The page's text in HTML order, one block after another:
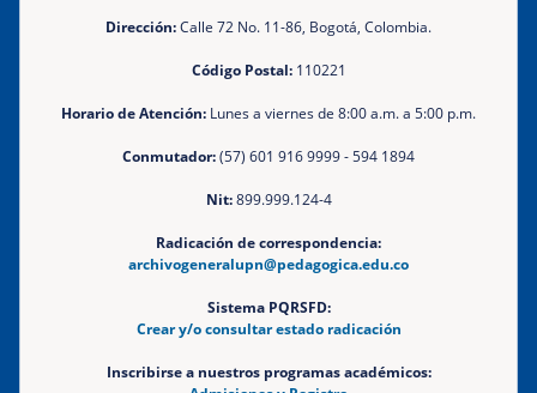
Dirección:Calle 72 No. 11-86, Bogotá, Colombia.
Código Postal:110221
Horario de Atención: Lunes a viernes de 8:00 a.m. a 5:00 p.m.
Conmutador:(57) 601 916 9999 - 594 1894
Nit:899.999.124-4
Radicación de correspondencia:
archivogeneralupn@pedagogica.edu.co
Sistema PQRSFD:
Crear y/o consultar estado radicación
Inscribirse a nuestros programas académicos: